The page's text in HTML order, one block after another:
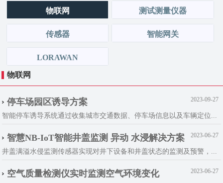
物联网 测试测量仪器
传感器 智能网关
LORAWAN
物联网
2023-09-27
停车场园区诱导方案
智能停车诱导系统通过收集城市交通数据、停车场信息以及车辆定位...
2023-06-27
智慧NB-IoT智能井盖监测 异动 水浸解决方案
井盖满溢水侵监测传感器实现对井下设备和井盖状态的监测及预警，...
2023-06-27
空气质量检测仪实时监测空气环境变化